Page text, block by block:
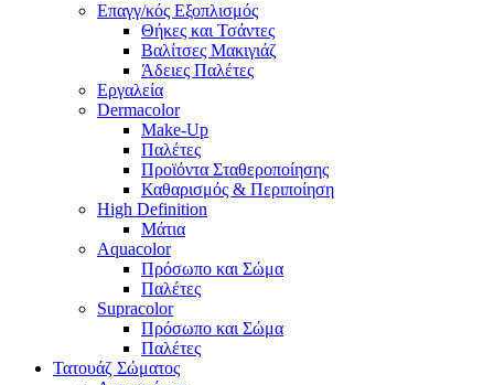
Επαγγ/κός Εξοπλισμός
Θήκες και Τσάντες
Βαλίτσες Μακιγιάζ
Άδειες Παλέτες
Εργαλεία
Dermacolor
Make-Up
Παλέτες
Προϊόντα Σταθεροποίησης
Καθαρισμός & Περιποίηση
High Definition
Μάτια
Aquacolor
Πρόσωπο και Σώμα
Παλέτες
Supracolor
Πρόσωπο και Σώμα
Παλέτες
Τατουάζ Σώματος